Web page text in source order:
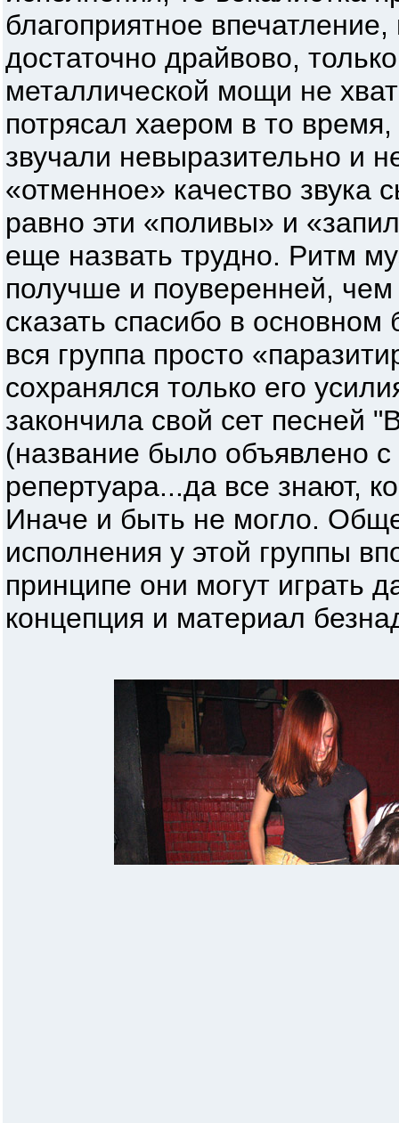
благоприятное
достаточно драйвово,
металлической мощи не
потрясал хаером в то
звучали невыразительно и
«отменное» качество звука
равно эти «поливы» и
еще назвать трудно. Ритм
получше и поуверенней,
сказать спасибо в
вся группа просто
сохранялся только его
закончила свой сет песней
(название было объявлено
репертуара...да все знают,
Иначе и быть не могло.
исполнения у этой группы
принципе они могут играть
концепция и материал